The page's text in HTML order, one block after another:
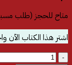
متاح للحجز (طلب
اشتر هذا الكتاب
كمية